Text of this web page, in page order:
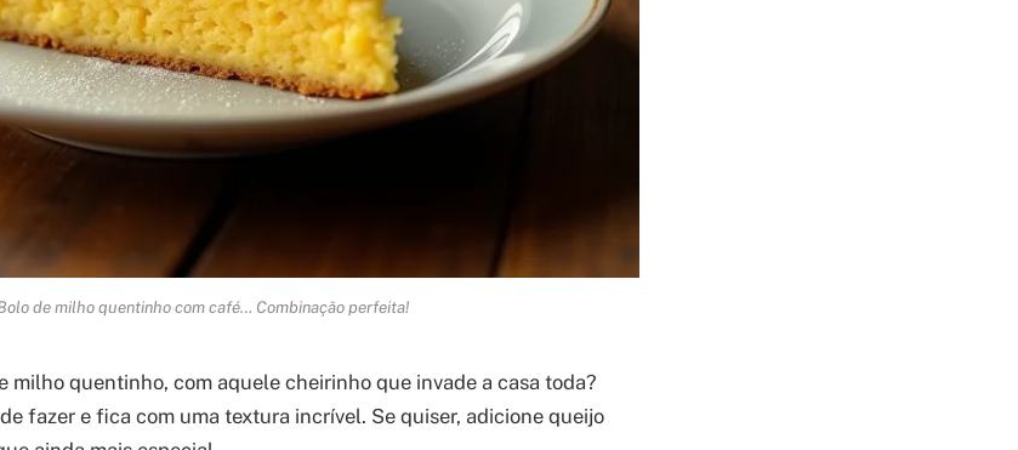
de milho quentinho com café… Combinação perfeita!
milho quentinho, com aquele cheirinho que invade a casa toda?
fazer e fica com uma textura incrível. Se quiser, adicione queijo